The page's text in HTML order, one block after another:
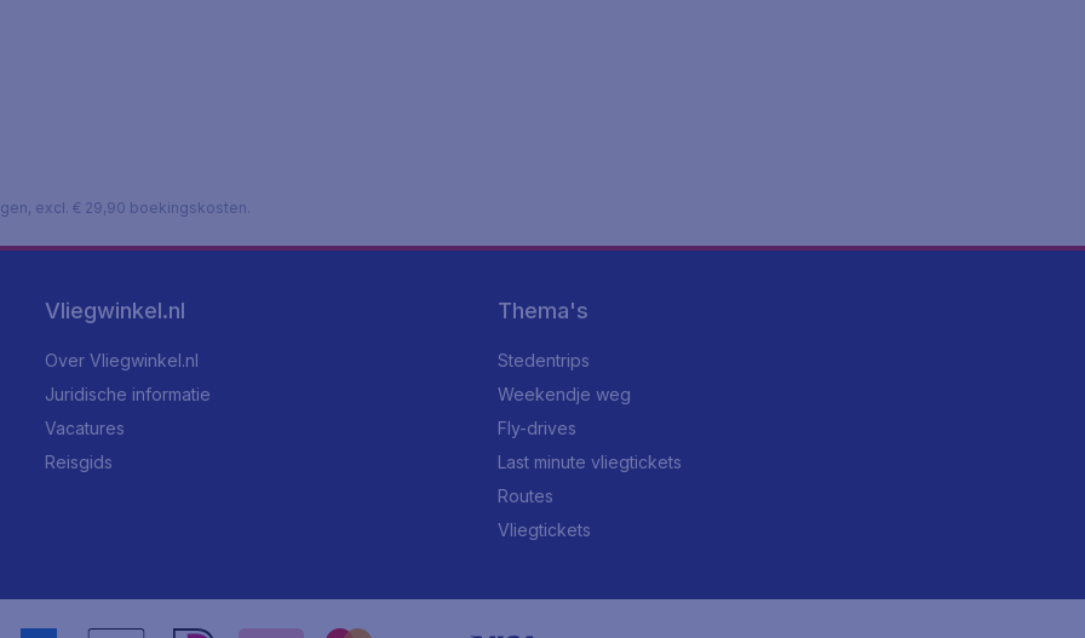
excl. € 29,90 boekingskosten.
Vliegwinkel.nl
Over Vliegwinkel.nl
Juridische informatie
Vacatures
Reisgids
Thema's
Stedentrips
Weekendje weg
Fly-drives
Last minute vliegtickets
Routes
Vliegtickets